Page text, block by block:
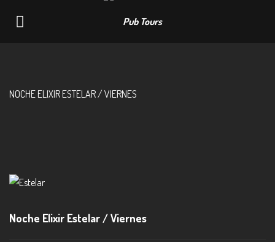
Navigation
NOCHE ELIXIR ESTELAR / VIERNES
Noche Elixir Estelar / Viernes